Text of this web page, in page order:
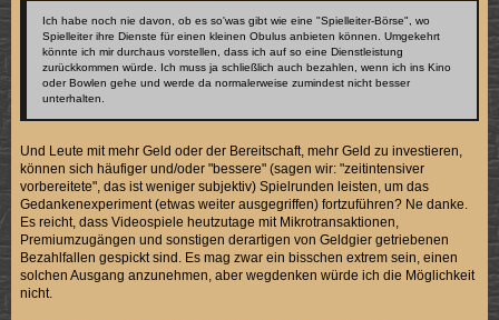
Ich habe noch nie davon, ob es so'was gibt wie eine "Spielleiter-Börse", wo
Spielleiter ihre Dienste für einen kleinen Obulus anbieten können. Umgekehrt
könnte ich mir durchaus vorstellen, dass ich auf so eine Dienstleistung
zurückkommen würde. Ich muss ja schließlich auch bezahlen, wenn ich ins Kino
oder Bowlen gehe und werde da normalerweise zumindest nicht besser
unterhalten.
Und Leute mit mehr Geld oder der Bereitschaft, mehr Geld zu investieren,
können sich häufiger und/oder "bessere" (sagen wir: "zeitintensiver
vorbereitete", das ist weniger subjektiv) Spielrunden leisten, um das
Gedankenexperiment (etwas weiter ausgegriffen) fortzuführen? Ne danke.
Es reicht, dass Videospiele heutzutage mit Mikrotransaktionen,
Premiumzugängen und sonstigen derartigen von Geldgier getriebenen
Bezahlfallen gespickt sind. Es mag zwar ein bisschen extrem sein, einen
solchen Ausgang anzunehmen, aber wegdenken würde ich die Möglichkeit
nicht.